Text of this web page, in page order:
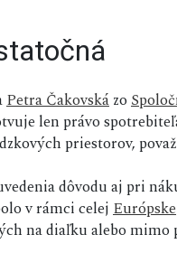
Petra Čakovskázo
len právo
priestorov,
dôvodu aj pri
v rámci celej
na diaľku alebo mimo